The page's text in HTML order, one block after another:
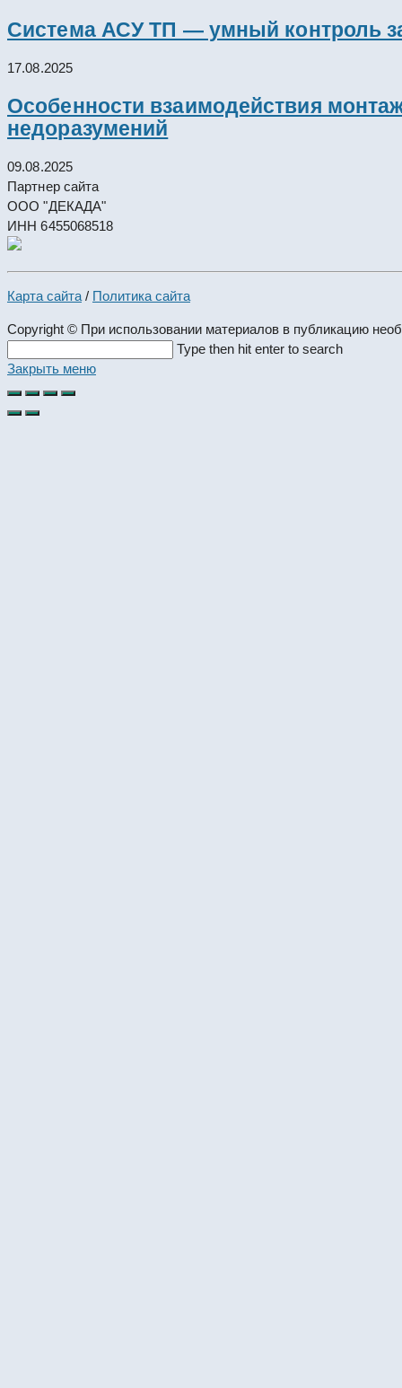
Система АСУ ТП — умный контроль
17.08.2025
Особенности взаимодействия
недоразумений
09.08.2025
Партнер сайта
ООО "ДЕКАДА"
ИНН 6455068518
Карта сайта/ Политика сайта
Copyright © При использовании материалов в публикацию
this
website
Type then hit enter to search
Закрыть меню